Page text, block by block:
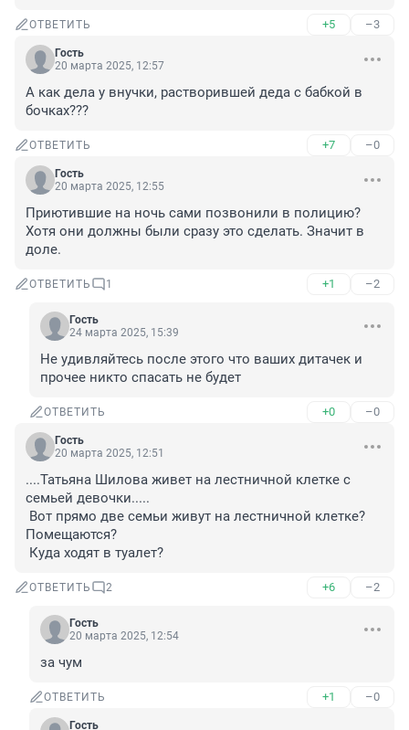
ОТВЕТИТЬ +5 –3
Гость
20 марта 2025, 12:57
А как дела у внучки, растворившей деда с бабкой в
бочках???
ОТВЕТИТЬ +7 –0
Гость
20 марта 2025, 12:55
Приютившие на ночь сами позвонили в полицию?
Хотя они должны были сразу это сделать. Значит в
доле.
ОТВЕТИТЬ 1 +1 –2
Гость
24 марта 2025, 15:39
Не удивляйтесь после этого что ваших дитачек и
прочее никто спасать не будет
ОТВЕТИТЬ +0 –0
Гость
20 марта 2025, 12:51
....Татьяна Шилова живет на лестничной клетке с
семьей девочки.....
Вот прямо две семьи живут на лестничной клетке?
Помещаются?
Куда ходят в туалет?
ОТВЕТИТЬ 2 +6 –2
Гость
20 марта 2025, 12:54
за чум
ОТВЕТИТЬ +1 –0
Гость